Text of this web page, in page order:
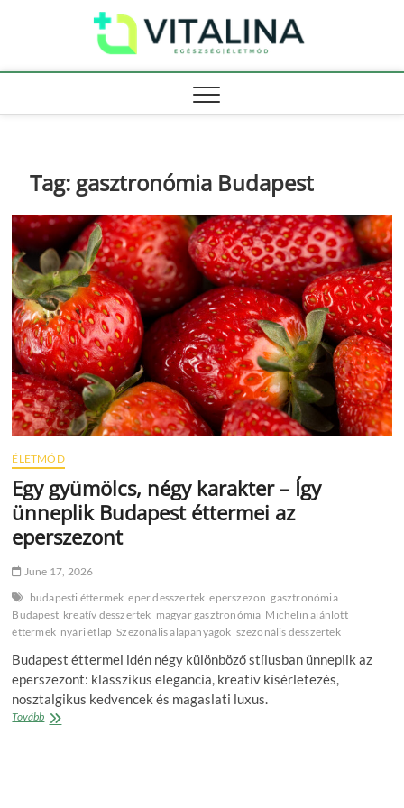
Tag: gasztronómia Budapest
ÉLETMÓD
Egy gyümölcs, négy karakter – Így
ünneplik Budapest éttermei az
eperszezont
June 17, 2026
budapesti éttermek eper desszertek eperszezon gasztronómia
Budapest kreatív desszertek magyar gasztronómia Michelin ajánlott
éttermek nyári étlap Szezonális alapanyagok szezonális desszertek
Budapest éttermei idén négy különböző stílusban ünneplik az
eperszezont: klasszikus elegancia, kreatív kísérletezés,
nosztalgikus kedvencek és magaslati luxus.
TovábbEgy